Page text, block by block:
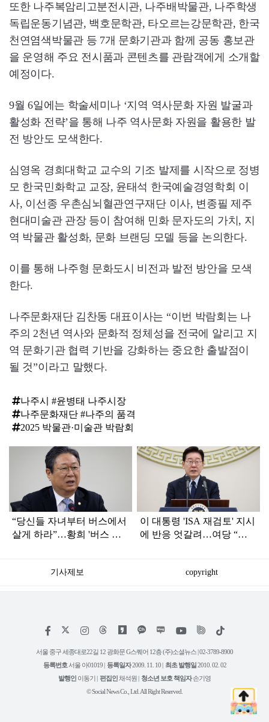
또한 나주복암리고분전시관, 나주배박물관, 나주학생
독립운동기념관, 백호문학관, 타오르는강문학관, 한국
천연염색박물관 등 7개 문화기관과 함께 공동 홍보관
을 운영해 주요 전시품과 콘텐츠를 관람객에게 소개할
예정이다.
9월 6일에는 학술세미나 ‘지역 역사문화 자원 발굴과
활성화 전략’을 통해 나주 역사문화 자원을 활용한 발
전 방안도 모색한다.
심영옥 경희대학교 교수의 기조 발제를 시작으로 정병
모 한국민화학교 교장, 윤태석 한국예술경영학회 이
사, 이선종 우촌심뇌혈관연구재단 이사, 변종필 제주
현대미술관 관장 등이 참여해 민화 문자도의 가치, 지
역 박물관 활성화, 문화 브랜딩 모델 등을 논의한다.
이를 통해 나주형 문화도시 비전과 발전 방안을 모색
한다.
나주문화재단 김찬동 대표이사는 “이번 박람회는 나
주의 2천년 역사와 문화적 정체성을 전국에 알리고 지
역 문화기관 협력 기반을 강화하는 중요한 출발점이
될 것”이라고 말했다.
나주시 #윤병태 나주시장
나주문화재단 #나주의 품격
2025 박물관·미술관 박람회
“당신들 자녀부터 버스에서
살게 하라”…황희 '버스 하
이 대통령 'ISA 재검토' 지시
에 반응 엇갈려…여당 “적
기사제보 copyright
페
스
인
타
램
위
트
유
튜
틱
서울 중구 세종대로22길 12 광화문 G스퀘어 12층 (주)소셜뉴스 | 02-3789-8900
등록번호 서울 아01019 | 등록일자2009. 11. 10 | 최초 발행일2010. 02. 02
발행인 이동기 | 편집인채석원 | 청소년 보호 책임자손기영
© Social News Co., Ltd. All Right Reserved.